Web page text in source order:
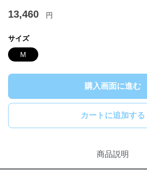
13,460 円
サイズ
M
購入画面に進む
カートに追加する
商品説明